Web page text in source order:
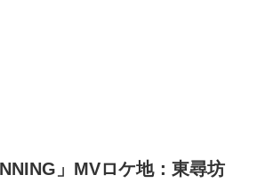
」MVロケ地：東尋坊